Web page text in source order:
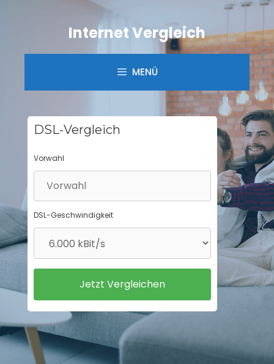
Internet Vergleich
MENÜ
DSL-Vergleich
Vorwahl
DSL-Geschwindigkeit